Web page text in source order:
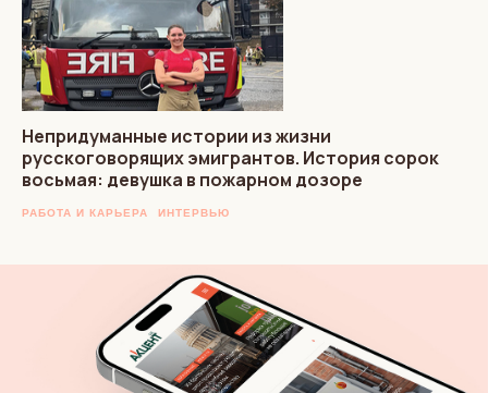
Непридуманные истории из жизни
русскоговорящих эмигрантов. История сорок
восьмая: девушка в пожарном дозоре
РАБОТА И КАРЬЕРА ИНТЕРВЬЮ